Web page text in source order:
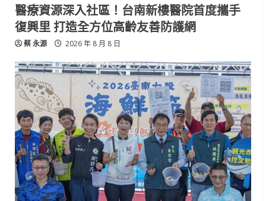
醫療資源深入社區！台南新樓醫院首度攜手
復興里 打造全方位高齡友善防護網
蔡 永源 2026 年 8 月 8 日